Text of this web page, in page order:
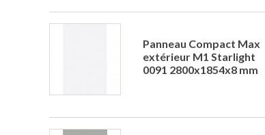
Panneau Compact Max
extérieur M1 Starlight
0091 2800x1854x8 mm